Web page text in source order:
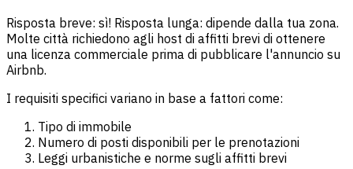
Risposta breve: sì! Risposta lunga: dipende dalla tua zona.
Molte città richiedono agli host di affitti brevi di ottenere
una licenza commerciale prima di pubblicare l'annuncio su
Airbnb.
I requisiti specifici variano in base a fattori come:
Tipo di immobile
Numero di posti disponibili per le prenotazioni
Leggi urbanistiche e norme sugli affitti brevi